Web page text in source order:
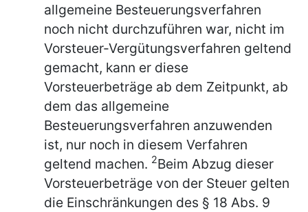
allgemeine Besteuerungsverfahren
noch nicht durchzuführen war, nicht im
Vorsteuer-Vergütungsverfahren geltend
gemacht, kann er diese
Vorsteuerbeträge ab dem Zeitpunkt, ab
dem das allgemeine
Besteuerungsverfahren anzuwenden
ist, nur noch in diesem Verfahren
geltend machen. 2Beim Abzug dieser
Vorsteuerbeträge von der Steuer gelten
die Einschränkungen des § 18 Abs. 9